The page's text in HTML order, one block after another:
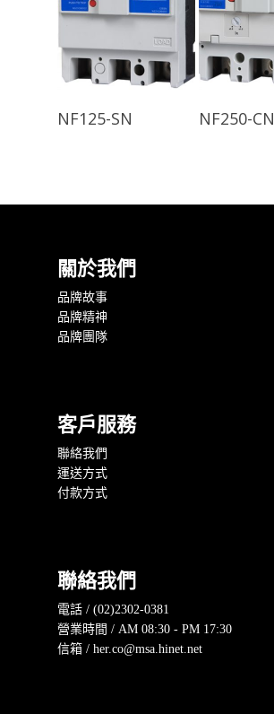
NF125-SN NF250-CN
關於我們
品牌故事
品牌精神
品牌團隊
客戶服務
聯絡我們
運送方式
付款方式
聯絡我們
電話 / (02)2302-0381
營業時間 / AM 08:30 - PM 17:30
信箱 / her.co@msa.hinet.net